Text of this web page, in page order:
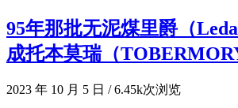
95年那批无泥煤里爵（
成托本莫瑞（
2023 年 10 月 5 日 /6.45k次浏览